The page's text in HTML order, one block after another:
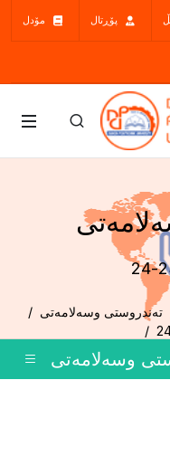
پۆڕتال مۆدل
ته‌ندروستى وسه‌لامه‌تى
وسه‌لامه‌تى